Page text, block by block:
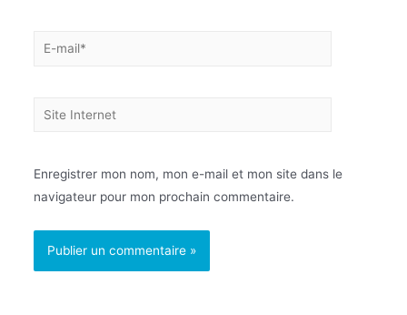
Enregistrer mon nom, mon e-mail et mon site dans le
navigateur pour mon prochain commentaire.